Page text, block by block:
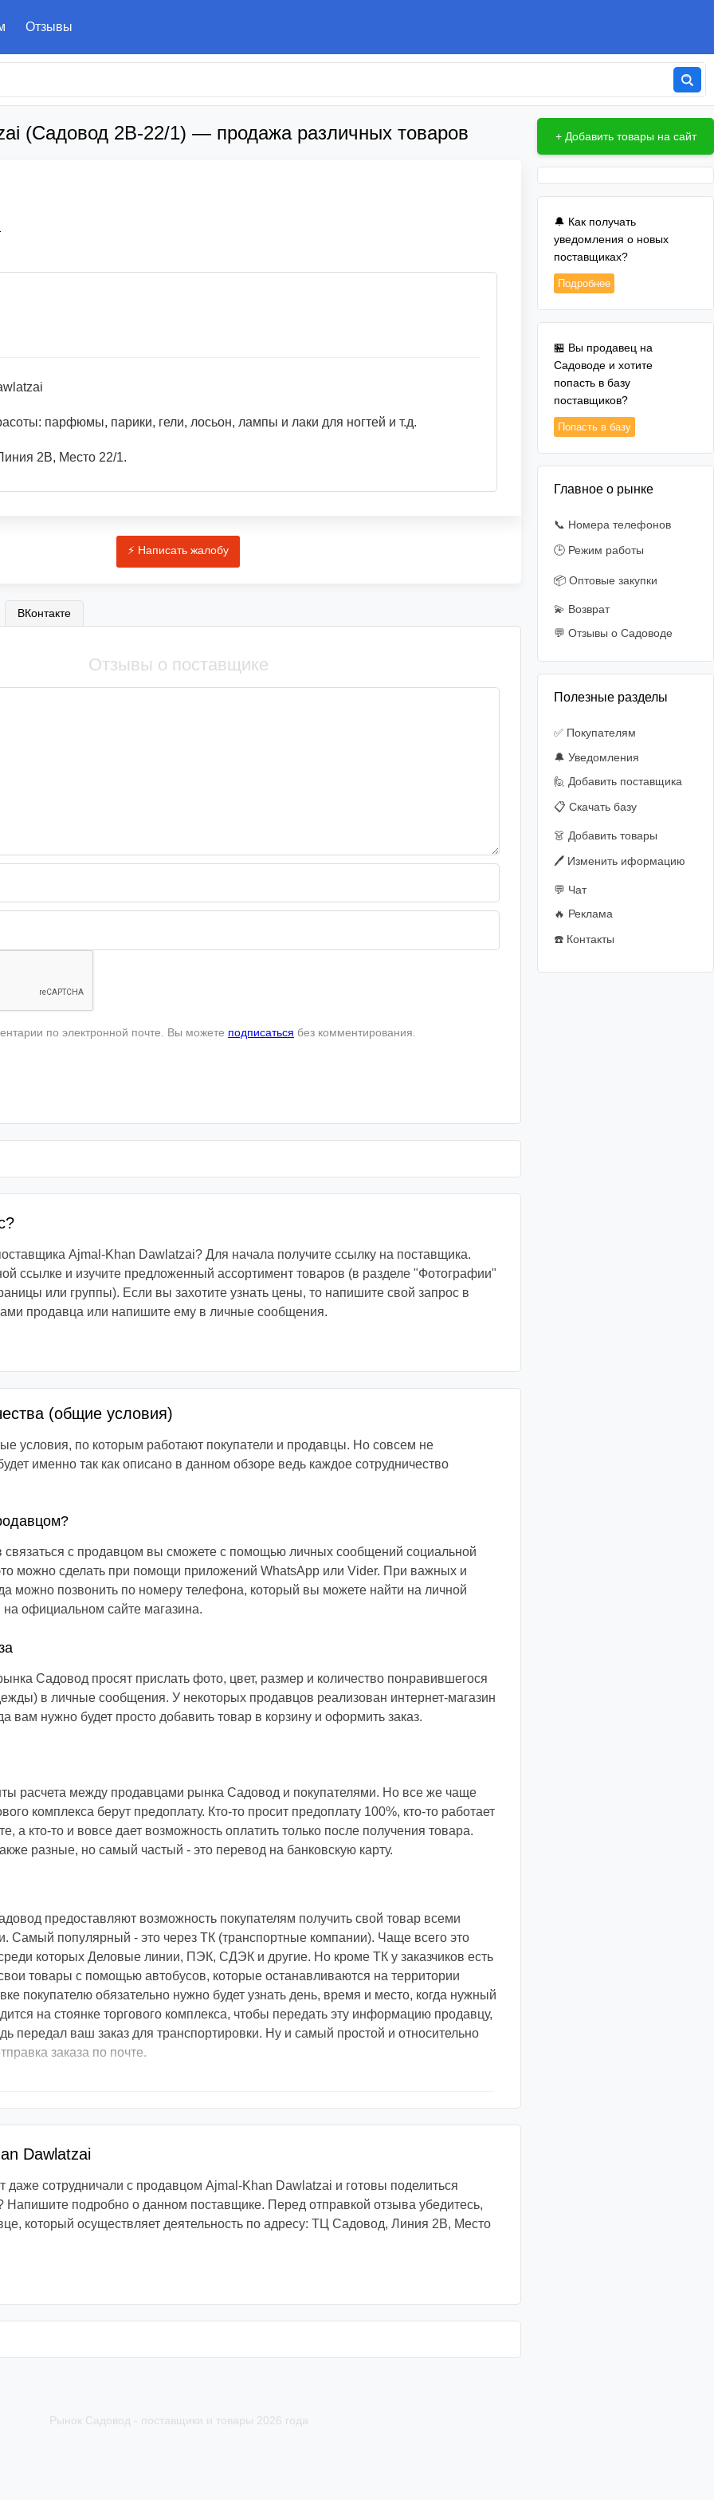
Отзывы
(Садовод 2В-22/1) — продажа различных товаров
парфюмы, парики, гели, лосьон, лампы и лаки для ногтей и т.д.
2В, Место 22/1.
ВКонтакте
Отзывы о поставщике
по электронной почте. Вы можете подписаться без комментирования.
Ajmal-Khan Dawlatzai? Для начала получите ссылку на поставщика.
ссылке и изучите предложенный ассортимент товаров (в разделе "Фотографии"
или группы). Если вы захотите узнать цены, то напишите свой запрос в
продавца или напишите ему в личные сообщения.
(общие условия)
условия, по которым работают покупатели и продавцы. Но совсем не
именно так как описано в данном обзоре ведь каждое сотрудничество
связаться с продавцом вы сможете с помощью личных сообщений социальной
можно сделать при помощи приложений WhatsApp или Vider. При важных и
можно позвонить по номеру телефона, который вы можете найти на личной
официальном сайте магазина.
Садовод просят прислать фото, цвет, размер и количество понравившегося
в личные сообщения. У некоторых продавцов реализован интернет-магазин
вам нужно будет просто добавить товар в корзину и оформить заказ.
расчета между продавцами рынка Садовод и покупателями. Но все же чаще
комплекса берут предоплату. Кто-то просит предоплату 100%, кто-то работает
а кто-то и вовсе дает возможность оплатить только после получения товара.
разные, но самый частый - это перевод на банковскую карту.
предоставляют возможность покупателям получить свой товар всеми
Самый популярный - это через ТК (транспортные компании). Чаще всего это
которых Деловые линии, ПЭК, СДЭК и другие. Но кроме ТК у заказчиков есть
товары с помощью автобусов, которые останавливаются на территории
покупателю обязательно нужно будет узнать день, время и место, когда нужный
на стоянке торгового комплекса, чтобы передать эту информацию продавцу,
передал ваш заказ для транспортировки. Ну и самый простой и относительно
заказа по почте.
Dawlatzai
сотрудничали с продавцом Ajmal-Khan Dawlatzai и готовы поделиться
подробно о данном поставщике. Перед отправкой отзыва убедитесь,
который осуществляет деятельность по адресу: ТЦ Садовод, Линия 2В, Место
+ Добавить товары на сайт
🔔 Как получать
уведомления о новых
поставщиках?
Подробнее
🏪 Вы продавец на
Садоводе и хотите
попасть в базу
поставщиков?
Попасть в базу
Главное о рынке
📞 Номера телефонов
🕒 Режим работы
📦 Оптовые закупки
💫 Возврат
💬 Отзывы о Садоводе
Полезные разделы
✅ Покупателям
🔔 Уведомления
🙋‍️ Добавить поставщика
📋 Скачать базу
👗 Добавить товары
🖊️ Изменить иформацию
💬 Чат
🔥 Реклама
☎️ Контакты
Рынок Садовод - поставщики и товары 2026 года